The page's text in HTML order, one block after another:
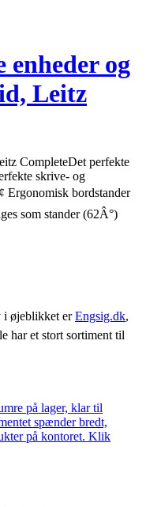
og
Leitz
CompleteDet perfekte
skrive- og
Ergonomisk bordstander
som stander (62Â°)
i øjeblikket erEngsig.dk,
har et stort sortiment til
på lager, klar til
spænder bredt,
på kontoret. Klik